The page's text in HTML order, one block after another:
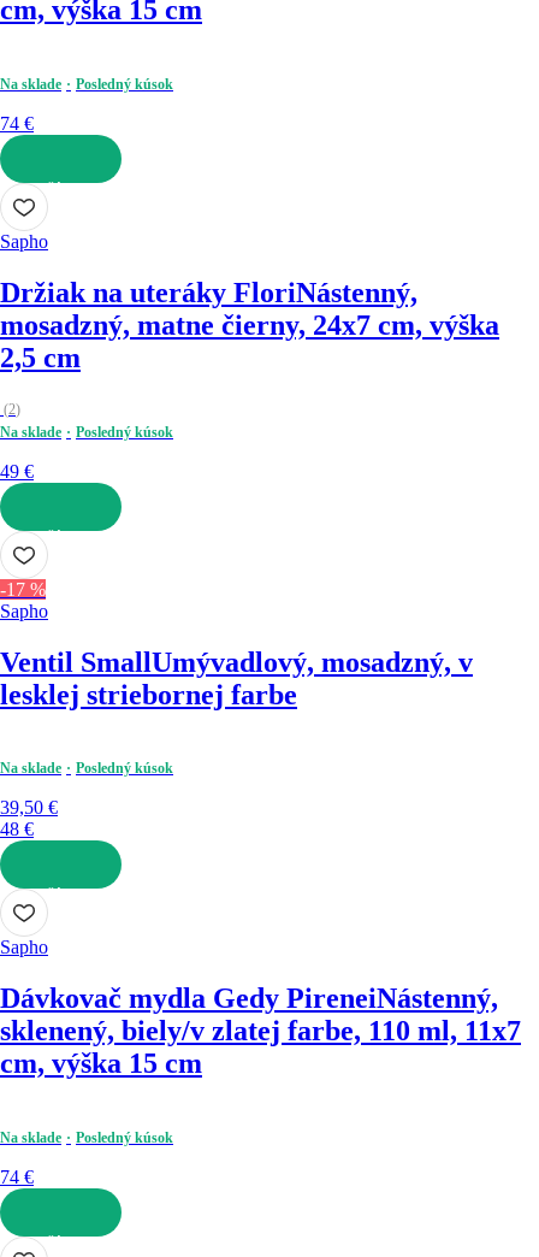
cm, výška 15 cm
Na sklade Posledný kúsok
74 €
DO KOŠÍKA
Sapho
Držiak na uteráky FloriNástenný,
mosadzný, matne čierny, 24x7 cm, výška
2,5 cm
(2)
Na sklade
Posledný kúsok
49 €
DO KOŠÍKA
-17 %
Sapho
Ventil SmallUmývadlový, mosadzný, v
lesklej striebornej farbe
Na sklade Posledný kúsok
39,50 €
48 €
DO KOŠÍKA
Sapho
Dávkovač mydla Gedy PireneiNástenný,
sklenený, biely/v zlatej farbe, 110 ml, 11x7
cm, výška 15 cm
Na sklade Posledný kúsok
74 €
DO KOŠÍKA